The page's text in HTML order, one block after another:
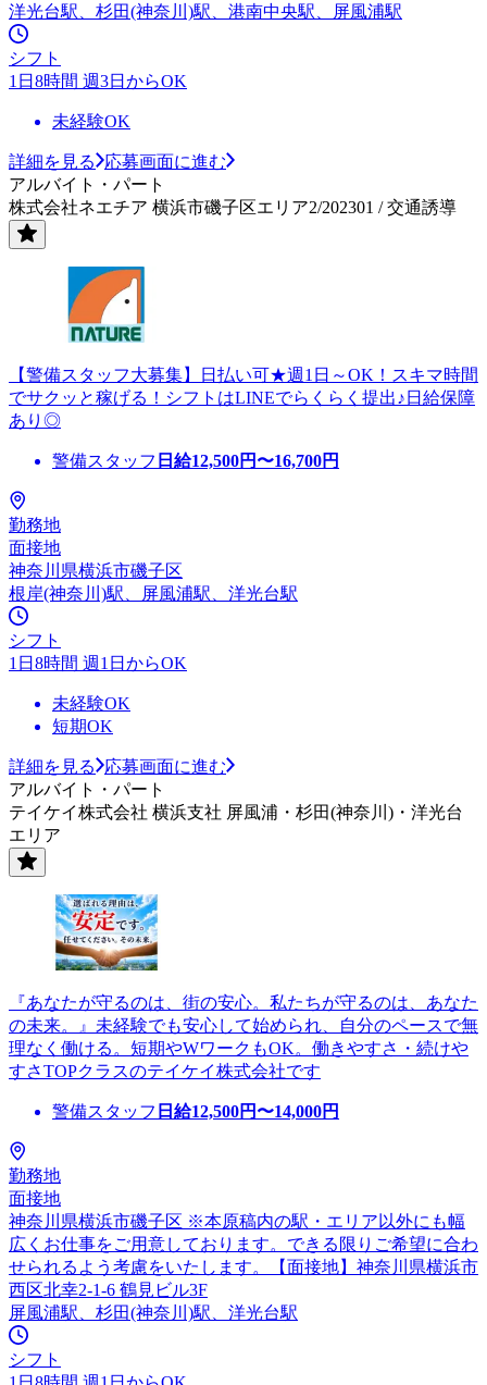
洋光台駅、杉田(神奈川)駅、港南中央駅、屏風浦駅
シフト
1日8時間 週3日からOK
未経験OK
詳細を見る
応募画面に進む
アルバイト・パート
株式会社ネエチア 横浜市磯子区エリア2/202301 / 交通誘導
【警備スタッフ大募集】日払い可★週1日～OK！スキマ時間
でサクッと稼げる！シフトはLINEでらくらく提出♪日給保障
あり◎
警備スタッフ 日給12,500円〜16,700円
勤務地
面接地
神奈川県横浜市磯子区
根岸(神奈川)駅、屏風浦駅、洋光台駅
シフト
1日8時間 週1日からOK
未経験OK
短期OK
詳細を見る
応募画面に進む
アルバイト・パート
テイケイ株式会社 横浜支社 屏風浦・杉田(神奈川)・洋光台
エリア
『あなたが守るのは、街の安心。私たちが守るのは、あなた
の未来。』未経験でも安心して始められ、自分のペースで無
理なく働ける。短期やWワークもOK。働きやすさ・続けや
すさTOPクラスのテイケイ株式会社です
警備スタッフ 日給12,500円〜14,000円
勤務地
面接地
神奈川県横浜市磯子区 ※本原稿内の駅・エリア以外にも幅
広くお仕事をご用意しております。できる限りご希望に合わ
せられるよう考慮をいたします。【面接地】神奈川県横浜市
西区北幸2-1-6 鶴見ビル3F
屏風浦駅、杉田(神奈川)駅、洋光台駅
シフト